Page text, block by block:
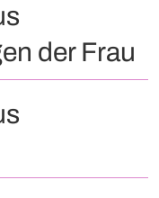
der Frau